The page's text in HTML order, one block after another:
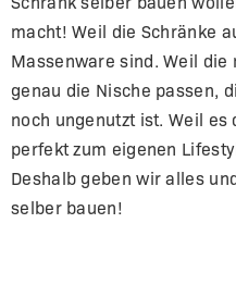
macht! Weil die Schränke
Massenware sind. Weil
genau die Nische passen,
noch ungenutzt ist. Weil es
perfekt zum eigenen
Deshalb geben wir alles
selber bauen!